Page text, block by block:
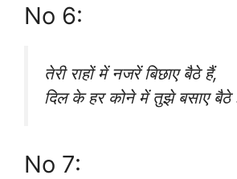
No 6:
तेरी राहों में नजरें बिछाए बैठे हैं,
दिल के हर कोने में तुझे बसाए बैठे
No 7: